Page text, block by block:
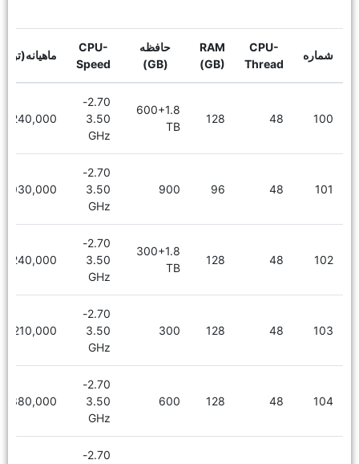
شماره
CPU-
Thread
RAM
(GB)
حافظه
(GB)
CPU-
Speed
100
48
128
600+1.8
TB
2.70-
3.50
GHz
7,240,000
101
48
96
900
2.70-
3.50
GHz
6,030,000
102
48
128
300+1.8
TB
2.70-
3.50
GHz
7,240,000
103
48
128
300
2.70-
3.50
GHz
6,210,000
104
48
128
600
2.70-
3.50
GHz
6,380,000
2.70-